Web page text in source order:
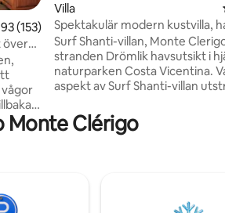
av 5 i genomsnittligt betyg, 153
(153)
över
vågor
Villa
Spektakulär modern kustvilla,
Surf Shanti-villan, Monte
stranden Drömlik havsutsikt i
naturparken Costa Vicentina. Varje
aspekt av Surf Shanti-villan
hantverk, vilket framgår av dess
handplockade material och dess
en berömd arkitekt och har
Monte Clérigo